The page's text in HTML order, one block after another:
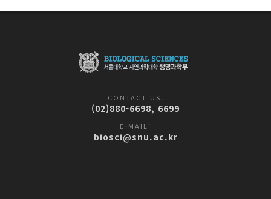
CONTACT US:
(02)880-6698, 6699
E-MAIL:
biosci@snu.ac.kr